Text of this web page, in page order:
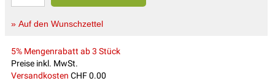
» Auf den Wunschzettel
5% Mengenrabatt ab 3 Stück
Preise inkl. MwSt.
Versandkosten CHF 0.00